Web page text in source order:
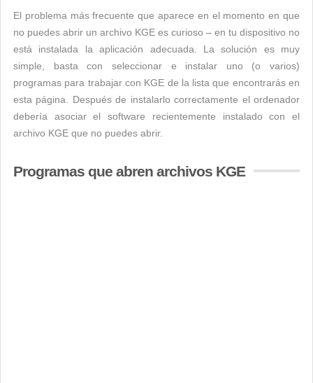
El problema más frecuente que aparece en el momento en que
no puedes abrir un archivo KGE es curioso – en tu dispositivo no
está instalada la aplicación adecuada. La solución es muy
simple, basta con seleccionar e instalar uno (o varios)
programas para trabajar con KGE de la lista que encontrarás en
esta página. Después de instalarlo correctamente el ordenador
debería asociar el software recientemente instalado con el
archivo KGE que no puedes abrir.
Programas que abren archivos KGE